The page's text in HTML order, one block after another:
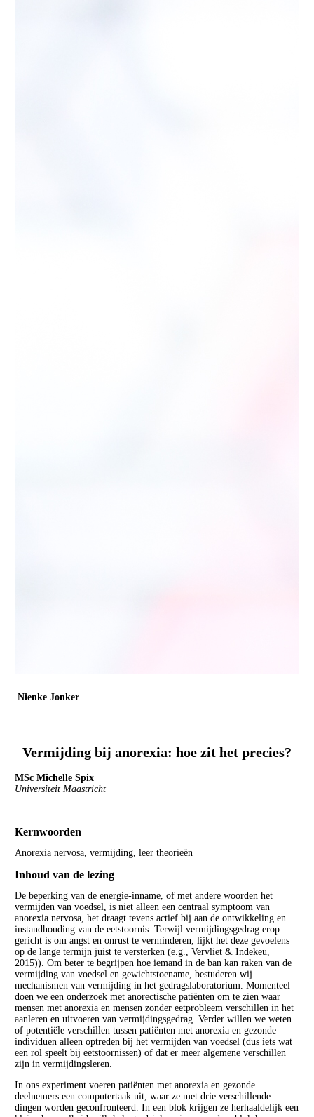
Nienke Jonker
Vermijding bij anorexia: hoe zit het precies?
MSc Michelle Spix
Universiteit Maastricht
Kernwoorden
Anorexia nervosa, vermijding, leer theorieën
Inhoud van de lezing
De beperking van de energie-inname, of met andere woorden het
vermijden van voedsel, is niet alleen een centraal symptoom van
anorexia nervosa, het draagt tevens actief bij aan de ontwikkeling en
instandhouding van de eetstoornis. Terwijl vermijdingsgedrag erop
gericht is om angst en onrust te verminderen, lijkt het deze gevoelens
op de lange termijn juist te versterken (e.g., Vervliet & Indekeu,
2015)). Om beter te begrijpen hoe iemand in de ban kan raken van de
vermijding van voedsel en gewichtstoename, bestuderen wij
mechanismen van vermijding in het gedragslaboratorium. Momenteel
doen we een onderzoek met anorectische patiënten om te zien waar
mensen met anorexia en mensen zonder eetprobleem verschillen in het
aanleren en uitvoeren van vermijdingsgedrag. Verder willen we weten
of potentiële verschillen tussen patiënten met anorexia en gezonde
individuen alleen optreden bij het vermijden van voedsel (dus iets wat
een rol speelt bij eetstoornissen) of dat er meer algemene verschillen
zijn in vermijdingsleren.
In ons experiment voeren patiënten met anorexia en gezonde
deelnemers een computertaak uit, waar ze met drie verschillende
dingen worden geconfronteerd. In een blok krijgen ze herhaaldelijk een